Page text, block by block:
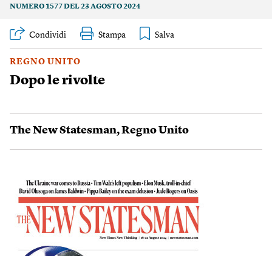
NUMERO 1577 DEL 23 AGOSTO 2024
Condividi Stampa
REGNO UNITO
Dopo le rivolte
The New Statesman,Regno Unito